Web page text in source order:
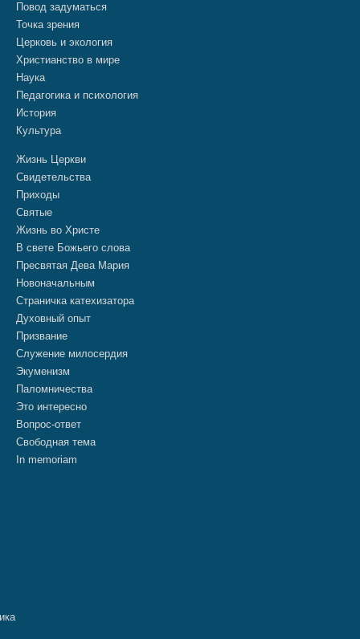
Повод задуматься
Точка зрения
Церковь и экология
Христианство в мире
Наука
Педагогика и психология
История
Культура
Жизнь Церкви
Свидетельства
Приходы
Святые
Жизнь во Христе
В свете Божьего слова
Пресвятая Дева Мария
Новоначальным
Страничка катехизатора
Духовный опыт
Призвание
Служение милосердия
Экуменизм
Паломничества
Это интересно
Вопрос-ответ
Свободная тема
In memoriam